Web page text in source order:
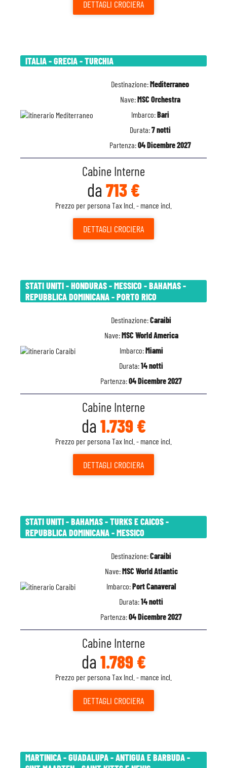
DETTAGLI CROCIERA
ITALIA - GRECIA - TURCHIA
Destinazione:Mediterraneo
Nave:MSC Orchestra
Imbarco:Bari
Durata:7 notti
Partenza:04 Dicembre 2027
Cabine Interne
da 713 €
Prezzo per persona Tax Incl. - mance incl.
DETTAGLI CROCIERA
STATI UNITI - HONDURAS - MESSICO - BAHAMAS -
REPUBBLICA DOMINICANA - PORTO RICO
Destinazione:Caraibi
Nave:MSC World America
Imbarco:Miami
Durata:14 notti
Partenza:04 Dicembre 2027
Cabine Interne
da 1.739 €
Prezzo per persona Tax Incl. - mance incl.
DETTAGLI CROCIERA
STATI UNITI - BAHAMAS - TURKS E CAICOS -
REPUBBLICA DOMINICANA - MESSICO
Destinazione:Caraibi
Nave:MSC World Atlantic
Imbarco:Port Canaveral
Durata:14 notti
Partenza:04 Dicembre 2027
Cabine Interne
da 1.789 €
Prezzo per persona Tax Incl. - mance incl.
DETTAGLI CROCIERA
MARTINICA - GUADALUPA - ANTIGUA E BARBUDA -